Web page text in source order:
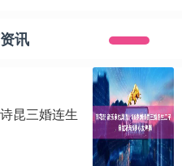
讯
昆三婚连生